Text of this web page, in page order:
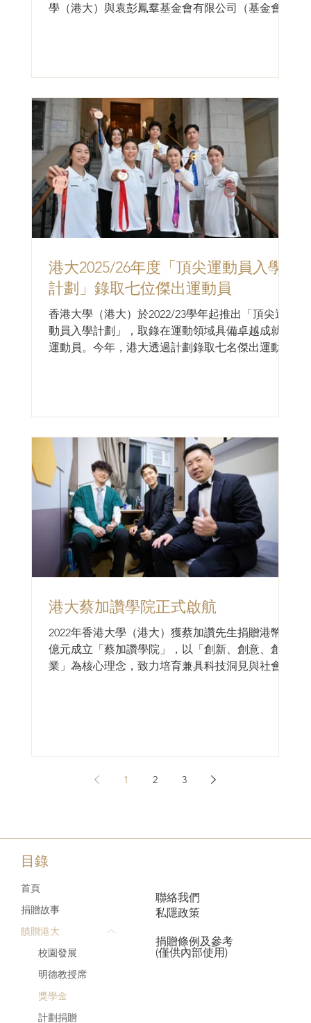
學（港大）與袁彭鳳羣基金會有限公司（基金會）
傑博士共同主持。出席嘉賓包括袁彭鳳羣基金會有
港大學副校長（大學拓展）汪揚教授；以及香港大
學住宿學院College One院長陳肇始教授。 港大校
長張翔教授衷心感謝基金會的慷慨支持。 在簽署
儀式上，港大校長張翔教授衷心感謝基金會的慷慨
支持。他表示，大學的卓越應以畢業生在十年、二
十年乃至三十年後對社會所產生的深遠影響作為衡
量標準。這項捐贈彰顯雙方在教育與藝術發展上的
共同理念，進一步強化港大培育具創意、仁心及全
球視野領袖的使命。張翔校長亦期望港大與基金會
攜手合作，為香港及內地帶來更廣泛及持久的正面
影響。 基金會的支持同時是向已故袁彭鳳羣女士
的非凡人生致敬。袁女士的生命與事業，正好展現
了藝術創意與教育卓越的完美融合。她畢業於香港
演藝學院專業戲劇課程（1
港大2025/26年度「頂尖運動員入學
計劃」錄取七位傑出運動員
香港大學（港大）於2022/23學年起推出「頂尖運
動員入學計劃」，取錄在運動領域具備卓越成就的
運動員。今年，港大透過計劃錄取七名傑出運動
港大蔡加讚學院正式啟航
2022年香港大學（港大）獲蔡加讚先生捐贈港幣一
億元成立「蔡加讚學院」，以「創新、創意、創
業」為核心理念，致力培育兼具科技洞見與社會擔
1 2 3
目錄
首頁
捐贈故事
饋贈港大
校園發展
明德教授席
​獎學金
計劃捐贈
聯絡我們
私隱政策
捐贈條例及參考
(僅供內部使用)